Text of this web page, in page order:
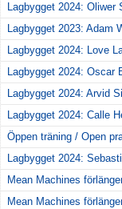
Lagbygget 2024: Oliwer
Lagbygget 2023: Adam
Lagbygget 2024: Love
Lagbygget 2024: Oscar
Lagbygget 2024: Arvid
Lagbygget 2024: Calle
Öppen träning / Open
Lagbygget 2024:
Mean Machines
Mean Machines